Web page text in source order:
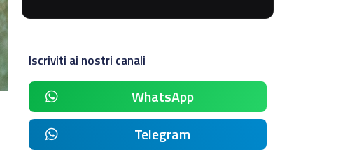
Iscriviti ai nostri canali
WhatsApp
Telegram